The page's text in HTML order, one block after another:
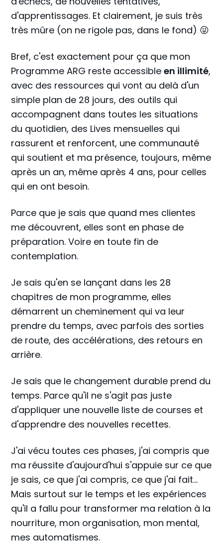
d'apprentissages. Et clairement, je suis très
très mûre (on ne rigole pas, dans le fond) 😜
Bref, c'est exactement pour ça que mon
Programme ARG reste accessibleen illimité,
avec des ressources qui vont au delà d'un
simple plan de 28 jours, des outils qui
accompagnent dans toutes les situations
du quotidien, des Lives mensuelles qui
rassurent et renforcent, une communauté
qui soutient et ma présence, toujours, même
après un an, même après 4 ans, pour celles
qui en ont besoin.
Parce que je sais que quand mes clientes
me découvrent, elles sont en phase de
préparation. Voire en toute fin de
contemplation.
Je sais qu'en se lançant dans les 28
chapitres de mon programme, elles
démarrent un cheminement qui va leur
prendre du temps, avec parfois des sorties
de route, des accélérations, des retours en
arrière.
Je sais que le changement durable prend du
temps. Parce qu'il ne s'agit pas juste
d'appliquer une nouvelle liste de courses et
d'apprendre des nouvelles recettes.
J'ai vécu toutes ces phases, j'ai compris que
ma réussite d'aujourd'hui s'appuie sur ce que
je sais, ce que j'ai compris, ce que j'ai fait...
Mais surtout sur le temps et les expériences
qu'il a fallu pour transformer ma relation à la
nourriture, mon organisation, mon mental,
mes automatismes.